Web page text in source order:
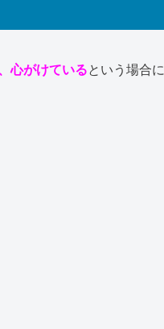
心がけているという場合に